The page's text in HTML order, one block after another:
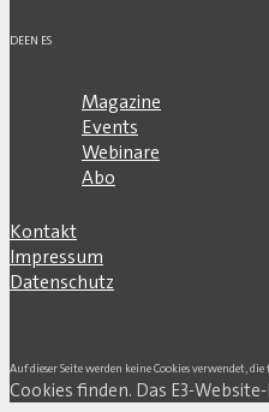
DEEN ES
Magazine
Events
Webinare
Abo
Kontakt
Impressum
Datenschutz
Auf dieser Seite werden keine Cookies verwendet,
Cookies finden. Das E3-